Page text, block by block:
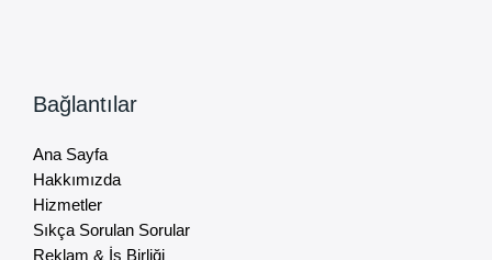
Bağlantılar
Ana Sayfa
Hakkımızda
Hizmetler
Sıkça Sorulan Sorular
Reklam & İş Birliği